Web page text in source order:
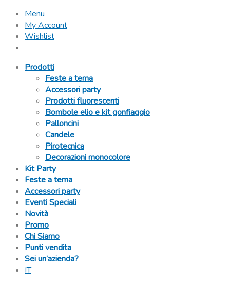
Menu
My Account
Wishlist
Prodotti
Feste a tema
Accessori party
Prodotti fluorescenti
Bombole elio e kit gonfiaggio
Palloncini
Candele
Pirotecnica
Decorazioni monocolore
Kit Party
Feste a tema
Accessori party
Eventi Speciali
Novità
Promo
Chi Siamo
Punti vendita
Sei un’azienda?
IT